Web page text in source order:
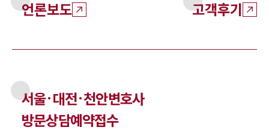
언론보도 고객후기
서울·대전·천안변호사
방문상담예약접수